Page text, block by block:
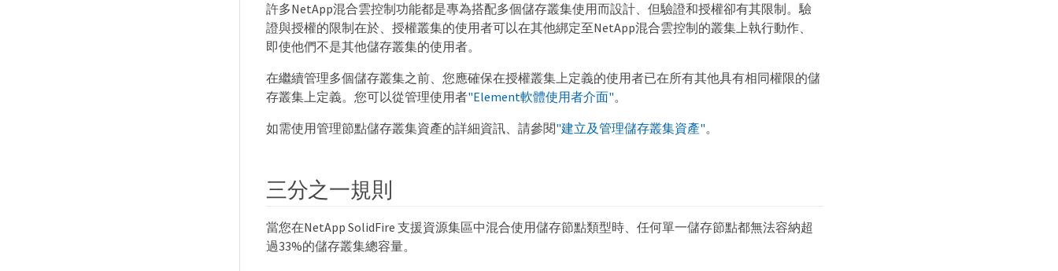
許多NetApp混合雲控制功能都是專為搭配多個儲存叢集使用而設計、但驗證和授權卻有其限制。驗
證與授權的限制在於、授權叢集的使用者可以在其他綁定至NetApp混合雲控制的叢集上執行動作、
即使他們不是其他儲存叢集的使用者。
在繼續管理多個儲存叢集之前、您應確保在授權叢集上定義的使用者已在所有其他具有相同權限的儲
存叢集上定義。您可以從管理使用者"Element軟體使用者介面"。
如需使用管理節點儲存叢集資產的詳細資訊、請參閱"建立及管理儲存叢集資產"。
三分之一規則
當您在NetApp SolidFire 支援資源集區中混合使用儲存節點類型時、任何單一儲存節點都無法容納超
過33%的儲存叢集總容量。